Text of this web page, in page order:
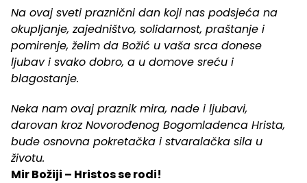
Na ovaj sveti praznični dan koji nas podsjeća na
okupljanje, zajedništvo, solidarnost, praštanje i
pomirenje, želim da Božić u vaša srca donese
ljubav i svako dobro, a u domove sreću i
blagostanje.
Neka nam ovaj praznik mira, nade i ljubavi,
darovan kroz Novorođenog Bogomladenca Hrista,
bude osnovna pokretačka i stvaralačka sila u
životu.
Mir Božiji – Hristos se rodi!